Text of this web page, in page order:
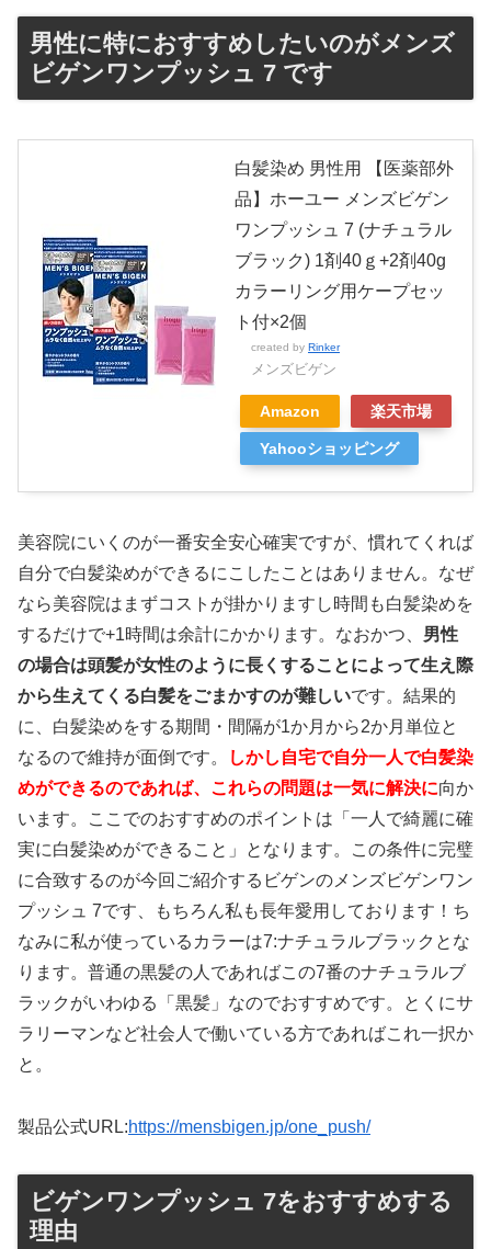
男性に特におすすめしたいのがメンズ
ビゲンワンプッシュ 7 です
白髪染め 男性用 【医薬部外
品】ホーユー メンズビゲン
ワンプッシュ 7 (ナチュラル
ブラック) 1剤40ｇ+2剤40g
カラーリング用ケープセッ
ト付×2個
created by Rinker
メンズビゲン
Amazon 楽天市場
Yahooショッピング
美容院にいくのが一番安全安心確実ですが、慣れてくれば
自分で白髪染めができるにこしたことはありません。なぜ
なら美容院はまずコストが掛かりますし時間も白髪染めを
するだけで+1時間は余計にかかります。なおかつ、 男性
の場合は頭髪が女性のように長くすることによって生え際
から生えてくる白髪をごまかすのが難しいです。結果的
に、白髪染めをする期間・間隔が1か月から2か月単位と
なるので維持が面倒です。
しかし自宅で自分一人で白髪染
めができるのであれば、これらの問題は一気に解決に向か
います。ここでのおすすめのポイントは「一人で綺麗に確
実に白髪染めができること」となります。この条件に完璧
に合致するのが今回ご紹介するビゲンのメンズビゲンワン
プッシュ 7です、もちろん私も長年愛用しております！ち
なみに私が使っているカラーは7:ナチュラルブラックとな
ります。普通の黒髪の人であればこの7番のナチュラルブ
ラックがいわゆる「黒髪」なのでおすすめです。とくにサ
ラリーマンなど社会人で働いている方であればこれ一択か
と。
製品公式URL:https://mensbigen.jp/one_push/
ビゲンワンプッシュ 7をおすすめする
理由